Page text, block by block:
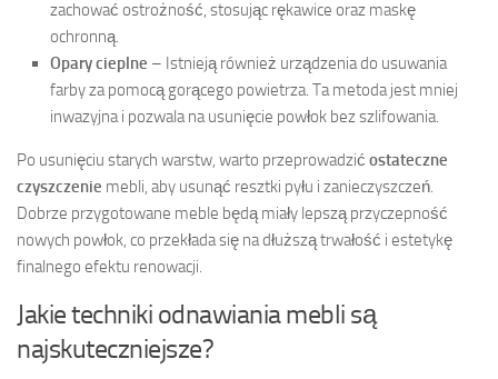
zachować ostrożność, stosując rękawice oraz maskę
ochronną.
Opary cieplne – Istnieją również urządzenia do usuwania
farby za pomocą gorącego powietrza. Ta metoda jest mniej
inwazyjna i pozwala na usunięcie powłok bez szlifowania.
Po usunięciu starych warstw, warto przeprowadzić ostateczne
czyszczenie mebli, aby usunąć resztki pyłu i zanieczyszczeń.
Dobrze przygotowane meble będą miały lepszą przyczepność
nowych powłok, co przekłada się na dłuższą trwałość i estetykę
finalnego efektu renowacji.
Jakie techniki odnawiania mebli są
najskuteczniejsze?